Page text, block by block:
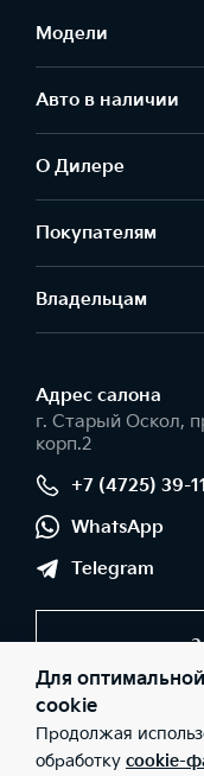
Модели
Авто в наличии
О Дилере
Покупателям
Владельцам
Адрес салонa
г. Старый Оскол,
корп.2
+7 (4725) 39-
WhatsApp
Telegram
© 2026 Юридические
компания"
Для
cookie
Продолжая
обработку cookie-